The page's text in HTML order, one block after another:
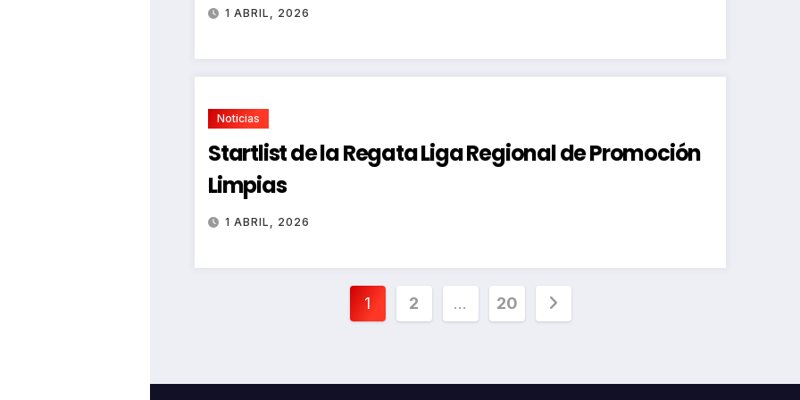
1 ABRIL, 2026
Noticias
Startlist de la Regata Liga Regional de Promoción
Limpias
1 ABRIL, 2026
Paginación
entradas
1 2 … 20